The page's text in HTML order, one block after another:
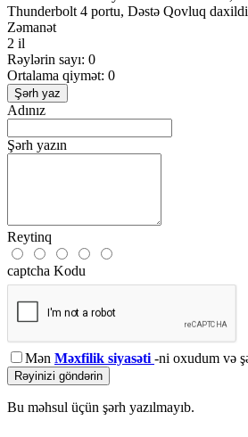
Thunderbolt 4 portu, Dəstə Qovluq
Zəmanət
2 il
Rəylərin sayı: 0
Ortalama qiymət: 0
Şərh yaz
Adınız
Şərh yazın
Reytinq
captcha Kodu
Mən Məxfilik siyasəti -ni oxudum və
Rəyinizi göndərin
Bu məhsul üçün şərh yazılmayıb.